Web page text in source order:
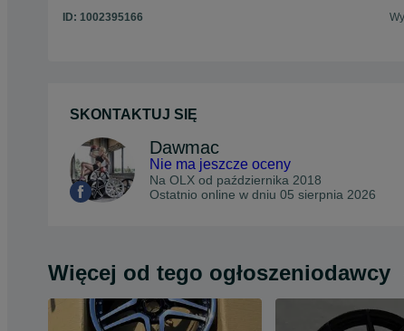
ID: 1002395166
SKONTAKTUJ SIĘ
Dawmac
Nie ma jeszcze oceny
Na OLX od października 2018
Ostatnio online w dniu 05 sierpnia 2026
Więcej od tego ogłoszeniodawcy